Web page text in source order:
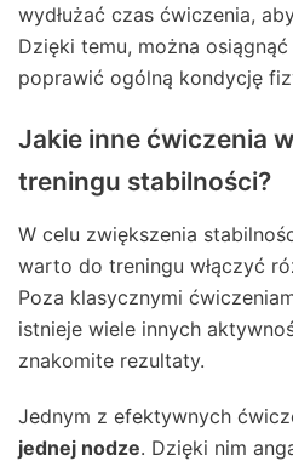
wydłużać czas ćwiczenia,
Dzięki temu, można
poprawić ogólną kondycję
Jakie inne ćwiczenia
treningu stabilności?
W celu zwiększenia
warto do treningu włączyć
Poza klasycznymi
istnieje wiele innych
znakomite rezultaty.
Jednym z efektywnych
jednej nodze. Dzięki nim